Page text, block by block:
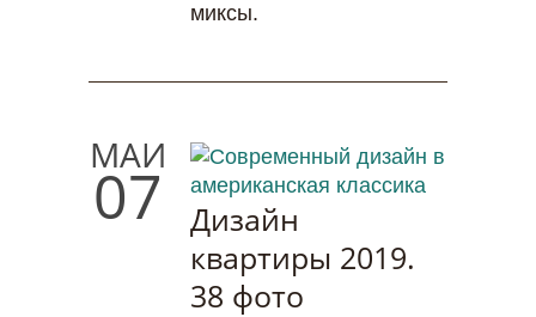
миксы.
МАЙ
07
Дизайн
квартиры 2019.
38 фото